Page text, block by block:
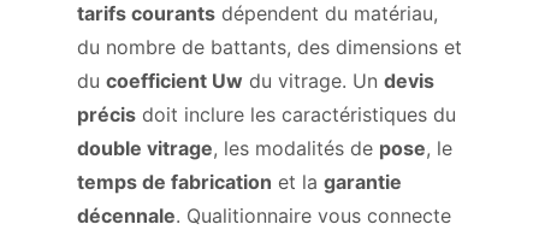
tarifs courants dépendent du matériau,
du nombre de battants, des dimensions et
du coefficient Uw du vitrage. Un devis
précis doit inclure les caractéristiques du
double vitrage, les modalités de pose, le
temps de fabrication et la garantie
décennale. Qualitionnaire vous connecte